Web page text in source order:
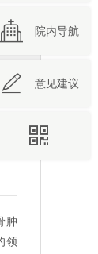
肿
领
 院内导航
 意见建议
